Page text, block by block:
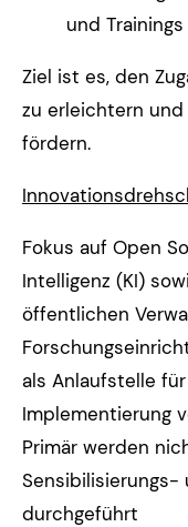
und
Ziel ist es, den
zu erleichtern
fördern.
Fokus auf Open
Intelligenz (KI)
öffentlichen
als Anlaufstelle
Implementierung
Primär werden
Sensibilisierungs-
durchgeführt